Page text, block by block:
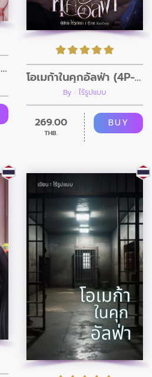
ผมถูกราชาอินคิวบัสสาปสั่งสอน
โอเมก้าในคุกอัลฟ่า (4P-ฉบับเรื่องยาว)
By : ไร้รูปแบบ
269.00
THB.
BUY